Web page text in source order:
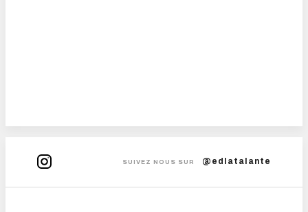
SUIVEZ NOUS SUR @edlatalante